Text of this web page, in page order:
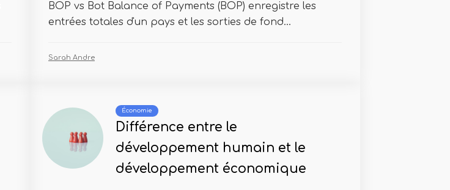
BOP vs Bot Balance of Payments (BOP) enregistre les
entrées totales d'un pays et les sorties de fond...
Sarah Andre
Économie
Différence entre le
développement humain et le
développement économique